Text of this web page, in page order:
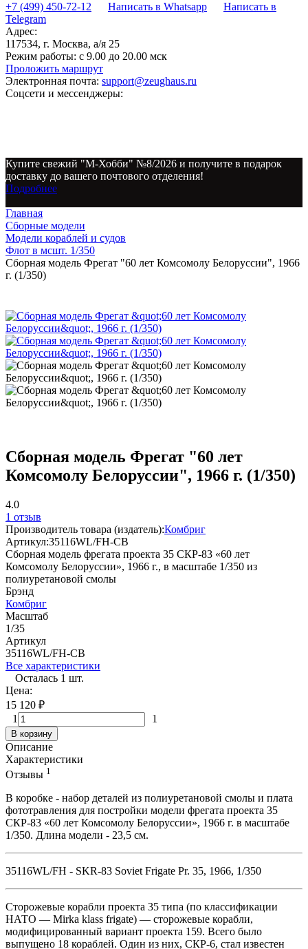
+7 (499) 450-72-12
Написать в Whatsapp
Написать в
Telegram
Адрес:
117534, г. Москва, а/я 25
Режим работы: с 9.00 до 20.00 мск
Проложить маршрут
Электронная почта: support@zeughaus.ru
Соцсети и мессенджеры:
Купите свежий "М-Хобби" №8/2026 и получите в подарок
доставку до вашего почтового отделения!
Подробнее
Главная
Сборные модели
Модели кораблей и судов
Флот в мсшт. 1/350
Сборная модель Фрегат "60 лет Комсомолу Белоруссии", 1966
г. (1/350)
Сборная модель Фрегат "60 лет
Комсомолу Белоруссии", 1966 г. (1/350)
4.0
1 отзыв
Производитель товара (издатель):Комбриг
Артикул:35116WL/FH-CB
Сборная модель фрегата проекта 35 СКР-83 «60 лет
Комсомолу Белоруссии», 1966 г., в масштабе 1/350 из
полиуретановой смолы
Брэнд
Комбриг
Масштаб
1/35
Артикул
35116WL/FH-CB
Все характеристики
Осталась 1 шт.
Цена:
15 120 ₽
1
1
В корзину
Описание
Характеристики
Отзывы 1
В коробке - набор деталей из полиуретановой смолы и плата
фототравления для постройки модели фрегата проекта 35
СКР-83 «60 лет Комсомолу Белоруссии», 1966 г. в масштабе
1/350. Длина модели - 23,5 см.
35116WL/FH - SKR-83 Soviet Frigate Pr. 35, 1966, 1/350
Сторожевые корабли проекта 35 типа (по классификации
НАТО — Mirka klass frigate) — сторожевые корабли,
модифицированный вариант проекта 159. Всего было
выпущено 18 кораблей. Один из них, СКР-6, стал известен